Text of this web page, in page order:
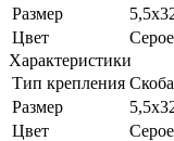
Размер
Цвет
Характеристики
Тип крепления
Размер
Цвет